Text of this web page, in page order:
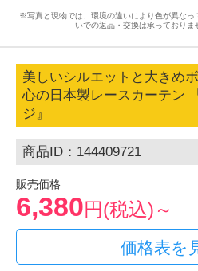
※写真と現物では、環境の違いにより色が異なっ
いでの返品・交換は承っておりま
美しいシルエットと大きめ
心の日本製レースカーテン
ジ』
商品ID：144409721
販売価格
6,380円(税込)～
価格表を